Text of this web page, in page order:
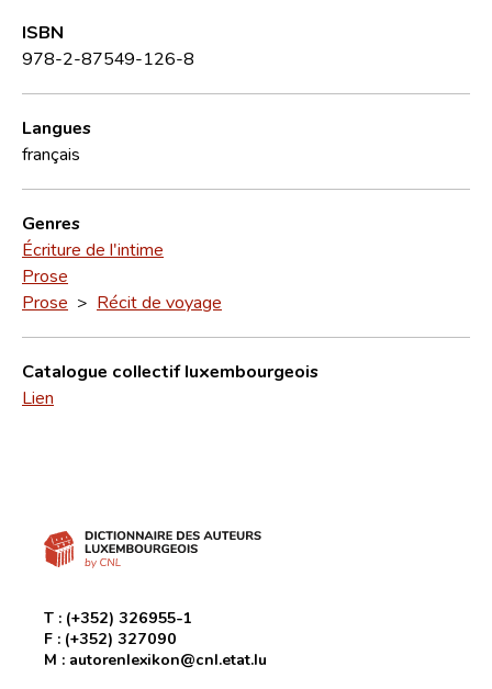
ISBN
978-2-87549-126-8
Langues
français
Genres
Écriture de l'intime
Prose
Prose > Récit de voyage
Catalogue collectif luxembourgeois
Lien
T : (+352) 326955-1
F : (+352) 327090
M : autorenlexikon@cnl.etat.lu